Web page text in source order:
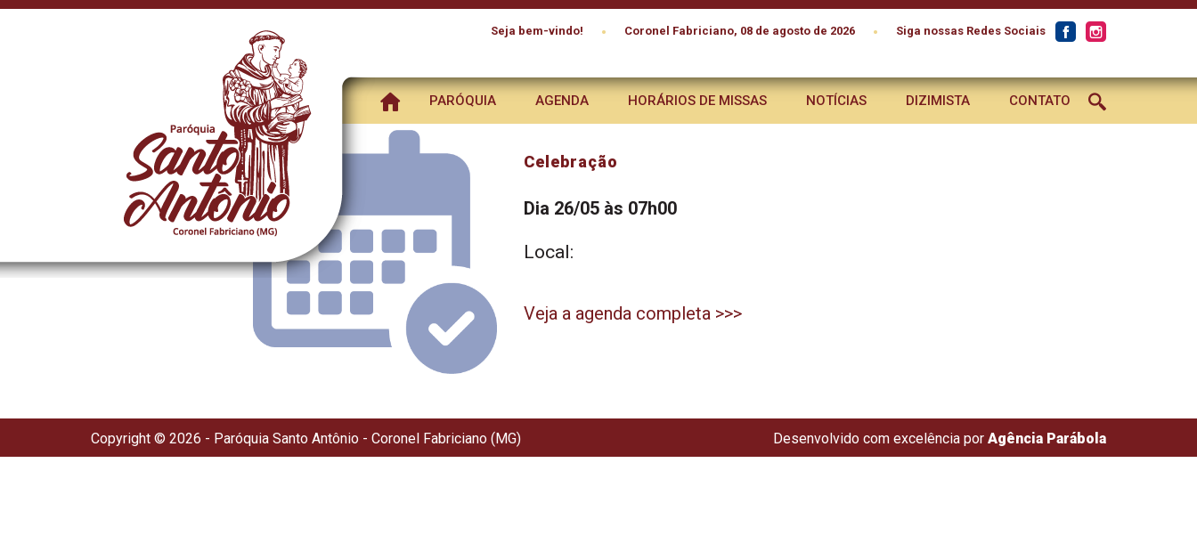
Seja bem-vindo! • Coronel Fabriciano, 08 de agosto de 2026 • Siga nossas Redes Sociais
PARÓQUIA AGENDA HORÁRIOS DE MISSAS NOTÍCIAS DIZIMISTA CONTATO
Celebração
Dia 26/05 às 07h00
Local:
Veja a agenda completa >>>
Copyright © 2026 - Paróquia Santo Antônio - Coronel Fabriciano (MG) Desenvolvido com excelência por Agência Parábola